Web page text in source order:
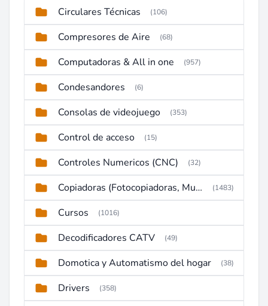
Circulares Técnicas (106)
Compresores de Aire (68)
Computadoras & All in one (957)
Condesandores (6)
Consolas de videojuego (353)
Control de acceso (15)
Controles Numericos (CNC) (32)
Copiadoras (Fotocopiadoras, Multifunctions, Ploter, etc) (1483)
Cursos (1016)
Decodificadores CATV (49)
Domotica y Automatismo del hogar (38)
Drivers (358)